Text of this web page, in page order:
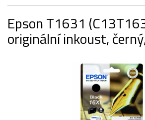
Epson T1631
originální inkoust,